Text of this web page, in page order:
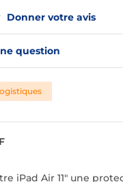
Donner votre avis
question
iPad Air 11" une